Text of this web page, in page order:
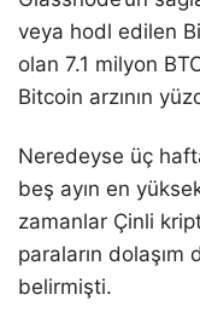
veya hodl edilen
olan 7.1 milyon
Bitcoin arzının
Neredeyse üç
beş ayın en
zamanlar Çinli
paraların dolaşım
belirmişti.